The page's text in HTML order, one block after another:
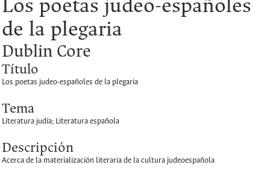
Los poetas judeo-españoles
de la plegaria
Dublin Core
Título
Los poetas judeo-españoles de la plegaria
Tema
Literatura judía; Literatura española
Descripción
Acerca de la materialización literaria de la cultura judeoespañola